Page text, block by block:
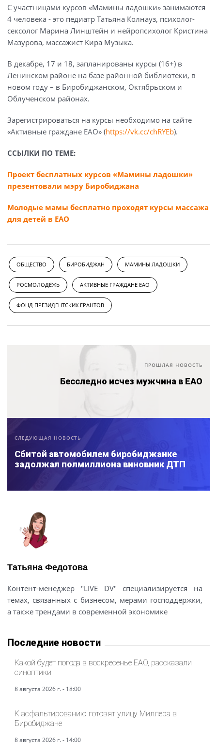
С участницами курсов «Мамины ладошки» занимаются
4 человека - это педиатр Татьяна Колнауз, психолог-
сексолог Марина Линштейн и нейропсихолог Кристина
Мазурова, массажист Кира Музыка.
В декабре, 17 и 18, запланированы курсы (16+) в
Ленинском районе на базе районной библиотеки, в
новом году – в Биробиджанском, Октябрьском и
Облученском районах.
Зарегистрироваться на курсы необходимо на сайте
«Активные граждане ЕАО» (https://vk.cc/chRYEb).
ССЫЛКИ ПО ТЕМЕ:
Проект бесплатных курсов «Мамины ладошки»
презентовали мэру Биробиджана
Молодые мамы бесплатно проходят курсы массажа
для детей в ЕАО
ОБЩЕСТВО БИРОБИДЖАН МАМИНЫ ЛАДОШКИ
РОСМОЛОДЁЖЬ АКТИВНЫЕ ГРАЖДАНЕ ЕАО
ФОНД ПРЕЗИДЕНТСКИХ ГРАНТОВ
ПРОШЛАЯ НОВОСТЬ
Бесследно исчез мужчина в ЕАО
СЛЕДУЮЩАЯ НОВОСТЬ
Сбитой автомобилем биробиджанке
задолжал полмиллиона виновник ДТП
Татьяна Федотова
Контент-менеджер "LIVE DV" специализируется на
темах, связанных с бизнесом, мерами господдержки,
а также трендами в современной экономике
Последние новости
Какой будет погода в воскресенье ЕАО, рассказали
синоптики
8 августа 2026 г. - 18:00
К асфальтированию готовят улицу Миллера в
Биробиджане
8 августа 2026 г. - 14:00